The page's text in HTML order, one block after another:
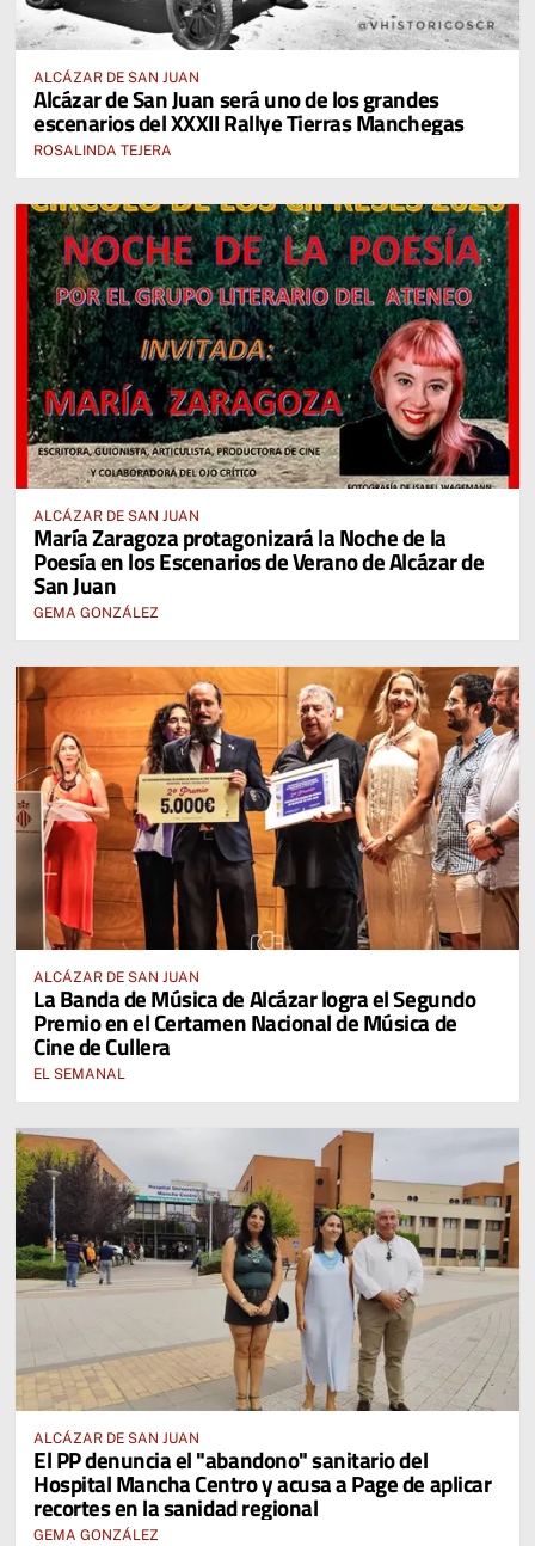
ALCÁZAR DE SAN JUAN
Alcázar de San Juan será uno de los grandes
escenarios del XXXII Rallye Tierras Manchegas
ROSALINDA TEJERA
ALCÁZAR DE SAN JUAN
María Zaragoza protagonizará la Noche de la
Poesía en los Escenarios de Verano de Alcázar de
San Juan
GEMA GONZÁLEZ
ALCÁZAR DE SAN JUAN
La Banda de Música de Alcázar logra el Segundo
Premio en el Certamen Nacional de Música de
Cine de Cullera
EL SEMANAL
ALCÁZAR DE SAN JUAN
El PP denuncia el "abandono" sanitario del
Hospital Mancha Centro y acusa a Page de aplicar
recortes en la sanidad regional
GEMA GONZÁLEZ